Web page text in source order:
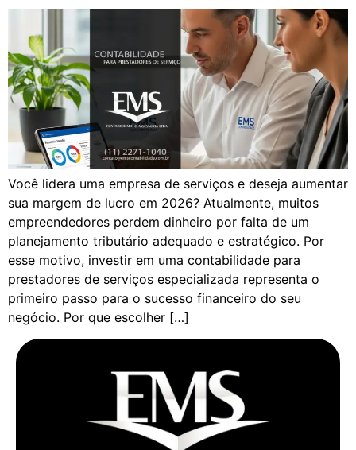
Você lidera uma empresa de serviços e deseja aumentar
sua margem de lucro em 2026? Atualmente, muitos
empreendedores perdem dinheiro por falta de um
planejamento tributário adequado e estratégico. Por
esse motivo, investir em uma contabilidade para
prestadores de serviços especializada representa o
primeiro passo para o sucesso financeiro do seu
negócio. Por que escolher […]